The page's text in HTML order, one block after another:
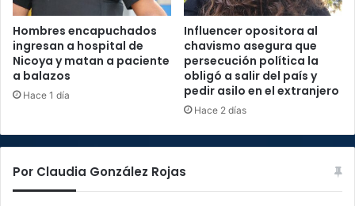
Hombres encapuchados
ingresan a hospital de
Nicoya y matan a paciente
a balazos
Hace 1 día
Influencer opositora al
chavismo asegura que
persecución política la
obligó a salir del país y
pedir asilo en el extranjero
Hace 2 días
Por Claudia González Rojas